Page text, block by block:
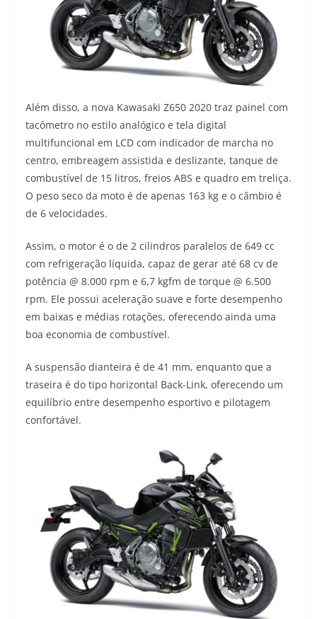
Além disso, a nova Kawasaki Z650 2020 traz painel com
tacômetro no estilo analógico e tela digital
multifuncional em LCD com indicador de marcha no
centro, embreagem assistida e deslizante, tanque de
combustível de 15 litros, freios ABS e quadro em treliça.
O peso seco da moto é de apenas 163 kg e o câmbio é
de 6 velocidades.
Assim, o motor é o de 2 cilindros paralelos de 649 cc
com refrigeração líquida, capaz de gerar até 68 cv de
potência @ 8.000 rpm e 6,7 kgfm de torque @ 6.500
rpm. Ele possui aceleração suave e forte desempenho
em baixas e médias rotações, oferecendo ainda uma
boa economia de combustível.
A suspensão dianteira é de 41 mm, enquanto que a
traseira é do tipo horizontal Back-Link, oferecendo um
equilíbrio entre desempenho esportivo e pilotagem
confortável.